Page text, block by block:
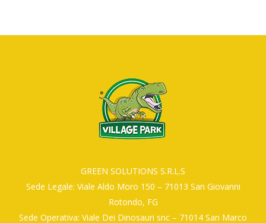
GREEN SOLUTIONS S.R.L.S
Sede Legale: Viale Aldo Moro 150 – 71013 San Giovanni
Rotondo, FG
Sede Operativa: Viale Dei Dinosauri snc – 71014 San Marco